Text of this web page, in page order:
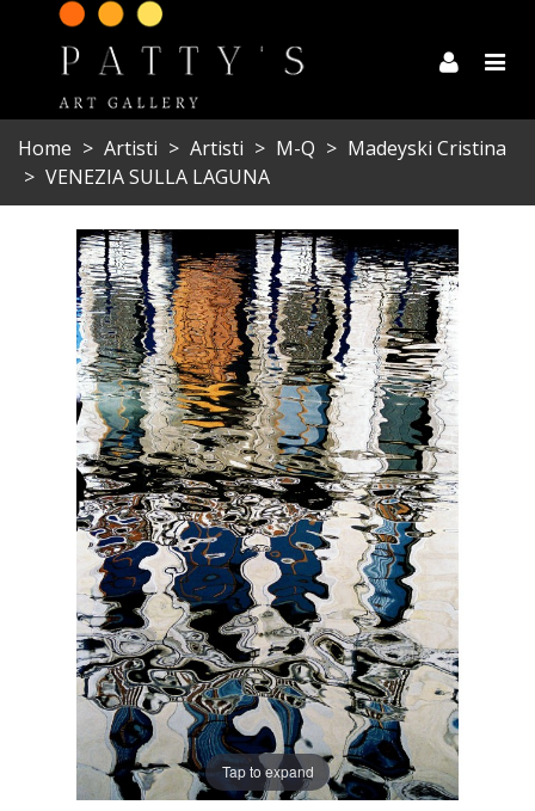
Home > Artisti > Artisti > M-Q > Madeyski Cristina
> VENEZIA SULLA LAGUNA
Tap to expand